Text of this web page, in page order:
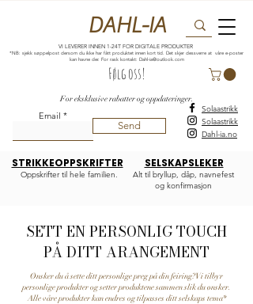
VI LEVERER INNEN 1-24T FOR DIGITALE PRODUKTER
*NB: sjekk søppelpost dersom du ikke har fått produktet innen kort tid. Det skjer dessverre at våre e-poster
kan havne der. For rask kontakt: Dahl-ia@outlook.com
DAHL-IA
For eksklusive rabatter og oppdateringer.
Følg oss!
Email
Send
Solaastrikk
Solaastrikk
Dahl-ia.no
STRIKKEOPPSKRIFTER SELSKAPSLEKER
Alt til bryllup, dåp, navnefest
og konfirmasjon
Oppskrifter til hele familien.
SETT EN PERSONLIG TOUCH
PÅ DITT ARANGEMENT
Ønsker du å sette ditt personlige preg på din feiring? Vi tilbyr
personlige produkter og setter produktene sammen slik du ønsker.
Alle våre produkter kan endres og tilpasses ditt selskaps tema*